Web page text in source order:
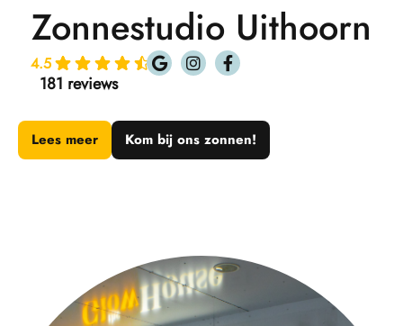
Zonnestudio Uithoorn
4.5
181 reviews
Lees meer Kom bij ons zonnen!